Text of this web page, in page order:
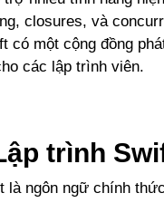
closures, và
có một cộng đồng
các lập trình viên.
trình
là ngôn ngữ chính